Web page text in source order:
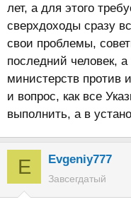
лет, а для этого
сверхдоходы сразу
свои проблемы,
последний человек,
министерств против
и вопрос, как все
выполнить, а в
E Evgeniy777
Завсегдатый